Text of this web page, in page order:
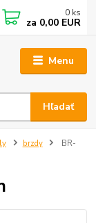
Menu
Hľadať
0 ks
za 0,00 EUR
brzdy
BR-